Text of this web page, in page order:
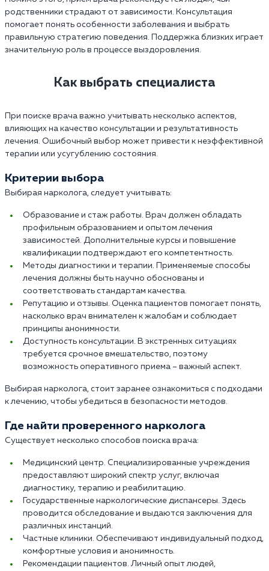
родственники страдают от зависимости. Консультация
помогает понять особенности заболевания и выбрать
правильную стратегию поведения. Поддержка близких играет
значительную роль в процессе выздоровления.
Как выбрать специалиста
При поиске врача важно учитывать несколько аспектов,
влияющих на качество консультации и результативность
лечения. Ошибочный выбор может привести к неэффективной
терапии или усугублению состояния.
Критерии выбора
Выбирая нарколога, следует учитывать:
Образование и стаж работы. Врач должен обладать
профильным образованием и опытом лечения
зависимостей. Дополнительные курсы и повышение
квалификации подтверждают его компетентность.
Методы диагностики и терапии. Применяемые способы
лечения должны быть научно обоснованы и
соответствовать стандартам качества.
Репутацию и отзывы. Оценка пациентов помогает понять,
насколько врач внимателен к жалобам и соблюдает
принципы анонимности.
Доступность консультации. В экстренных ситуациях
требуется срочное вмешательство, поэтому
возможность оперативного приема – важный аспект.
Выбирая нарколога, стоит заранее ознакомиться с подходами
к лечению, чтобы убедиться в безопасности методов.
Где найти проверенного нарколога
Существует несколько способов поиска врача:
Медицинский центр. Специализированные учреждения
предоставляют широкий спектр услуг, включая
диагностику, терапию и реабилитацию.
Государственные наркологические диспансеры. Здесь
проводится обследование и выдаются заключения для
различных инстанций.
Частные клиники. Обеспечивают индивидуальный подход,
комфортные условия и анонимность.
Рекомендации пациентов. Личный опыт людей,